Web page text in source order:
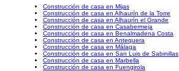
Construcción de casa en Mijas
Construcción de casa en Alhaurín de la Torre
Construcción de casa en Alhaurín el Grande
Construcción de casa en Casabermeja
Construcción de casa en Benalmadena Costa
Construcción de casa en Antequera
Construcción de casa en Málaga
Construcción de casa en San Luis de Sabinillas
Construcción de casa en Marbella
Construcción de casa en Fuengirola